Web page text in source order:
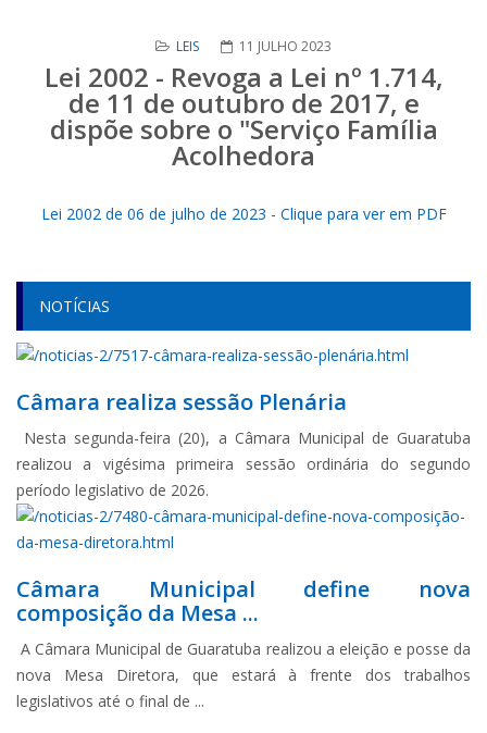
LEIS 11 JULHO 2023
Lei 2002 - Revoga a Lei nº 1.714,
de 11 de outubro de 2017, e
dispõe sobre o "Serviço Família
Acolhedora
Lei 2002 de 06 de julho de 2023 - Clique para ver em PDF
NOTÍCIAS
Câmara realiza sessão Plenária
Nesta segunda-feira (20), a Câmara Municipal de Guaratuba
realizou a vigésima primeira sessão ordinária do segundo
período legislativo de 2026.
Câmara Municipal define nova
composição da Mesa ...
A Câmara Municipal de Guaratuba realizou a eleição e posse da
nova Mesa Diretora, que estará à frente dos trabalhos
legislativos até o final de ...